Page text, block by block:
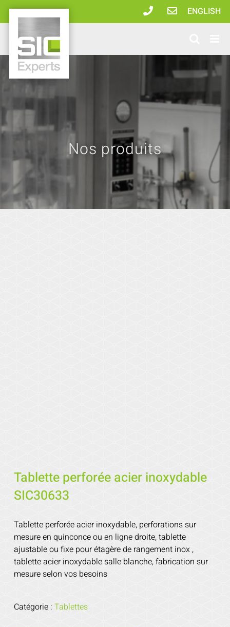
Passer
au
contenu
ENGLISH
Nos produits
Tablette perforée acier inoxydable
SIC30633
Tablette perforée acier inoxydable, perforations sur
mesure en quinconce ou en ligne droite, tablette
ajustable ou fixe pour étagère de rangement inox ,
tablette acier inoxydable salle blanche, fabrication sur
mesure selon vos besoins
Catégorie : Tablettes